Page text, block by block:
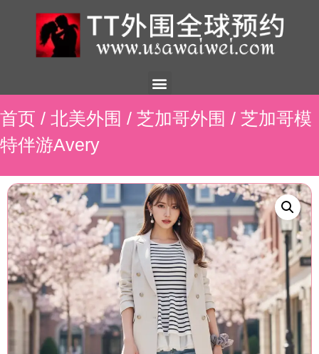
首页 / 北美外围 / 芝加哥外围 / 芝加哥模
特伴游Avery